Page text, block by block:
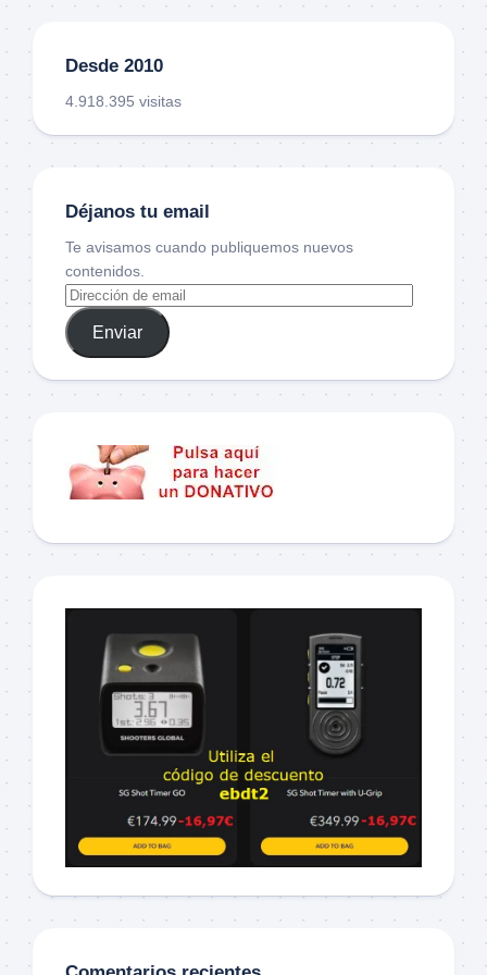
Desde 2010
4.918.395 visitas
Déjanos tu email
Te avisamos cuando publiquemos nuevos
contenidos.
Enviar